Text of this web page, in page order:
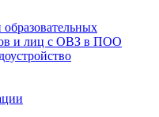
и лиц с ОВЗ в ПОО